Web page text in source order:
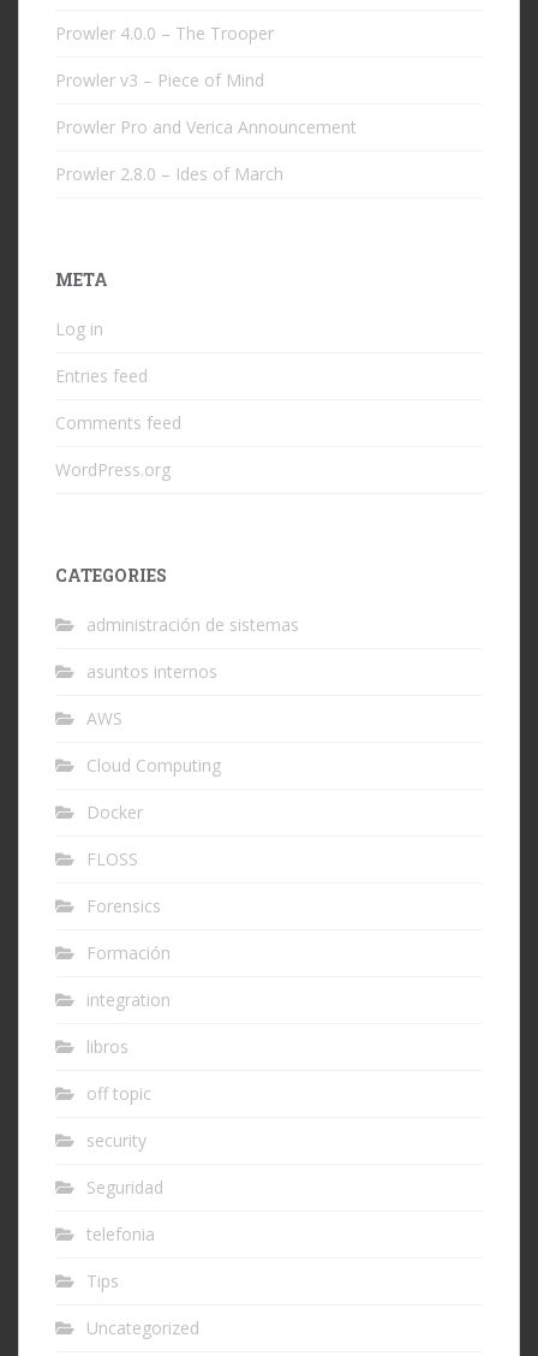
Prowler 4.0.0 – The Trooper
Prowler v3 – Piece of Mind
Prowler Pro and Verica Announcement
Prowler 2.8.0 – Ides of March
META
Log in
Entries feed
Comments feed
WordPress.org
CATEGORIES
administración de sistemas
asuntos internos
AWS
Cloud Computing
Docker
FLOSS
Forensics
Formación
integration
libros
off topic
security
Seguridad
telefonia
Tips
Uncategorized